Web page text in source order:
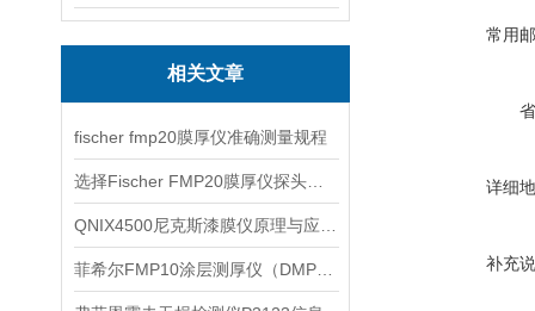
相关文章
fischer fmp20膜厚仪准确测量规程
常用
详细
补充